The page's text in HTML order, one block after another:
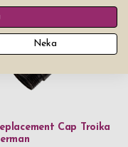
Cap Troika
Neka